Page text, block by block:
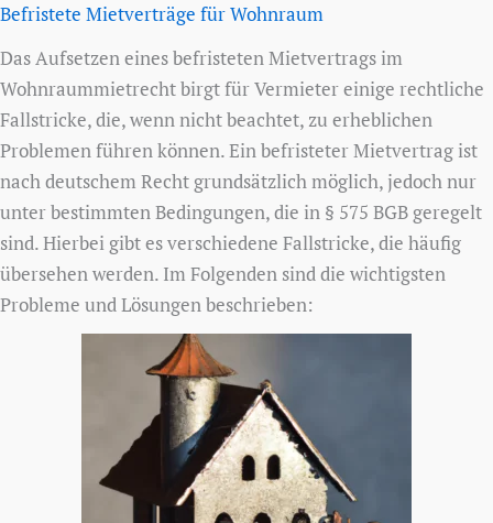
Befristete Mietverträge für Wohnraum
Das Aufsetzen eines befristeten Mietvertrags im
Wohnraummietrecht birgt für Vermieter einige rechtliche
Fallstricke, die, wenn nicht beachtet, zu erheblichen
Problemen führen können. Ein befristeter Mietvertrag ist
nach deutschem Recht grundsätzlich möglich, jedoch nur
unter bestimmten Bedingungen, die in § 575 BGB geregelt
sind. Hierbei gibt es verschiedene Fallstricke, die häufig
übersehen werden. Im Folgenden sind die wichtigsten
Probleme und Lösungen beschrieben: